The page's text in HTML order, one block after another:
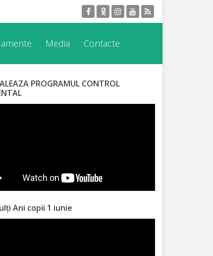
Media Contacte
PROGRAMUL CONTROL
Ani copii 1 iunie